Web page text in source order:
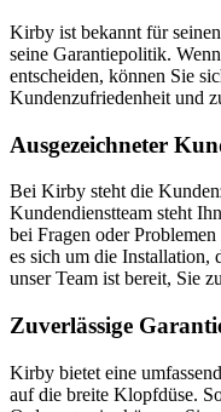
Kirby ist bekannt für
seine Garantiepolitik.
entscheiden, können Sie
Kundenzufriedenheit und
Ausgezeichneter
Bei Kirby steht die
Kundendienstteam steht
bei Fragen oder
es sich um die Installation,
unser Team ist bereit, Sie
Zuverlässige
Kirby bietet eine
auf die breite Klopfdüse.